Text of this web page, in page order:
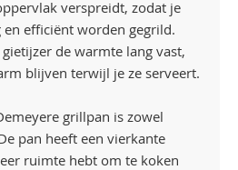
verspreidt, zodat je
efficiënt worden gegrild.
de warmte lang vast,
blijven terwijl je ze serveert.
grillpan is zowel
pan heeft een vierkante
ruimte hebt om te koken